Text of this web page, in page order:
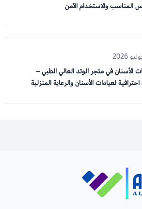
المناسب والاستخدام الآمن
الأسنان في متجر الوتد العالي الطبي –
لعيادات الأسنان والرعاية المنزلية